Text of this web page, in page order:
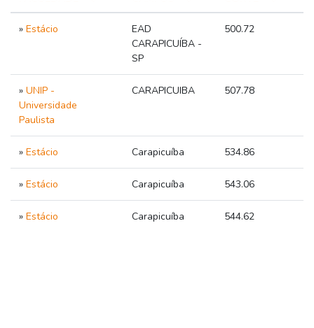
» Estácio
EAD
CARAPICUÍBA -
SP
500.72
» UNIP -
Universidade
Paulista
CARAPICUIBA 507.78
» Estácio Carapicuíba 534.86
» Estácio Carapicuíba 543.06
» Estácio Carapicuíba 544.62